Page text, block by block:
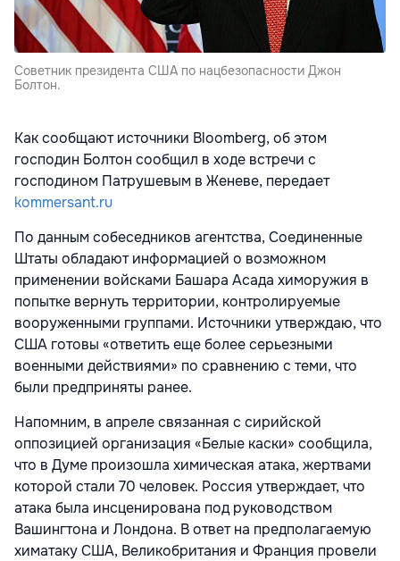
Советник президента США по нацбезопасности Джон
Болтон.
Как сообщают источники Bloomberg, об этом
господин Болтон сообщил в ходе встречи с
господином Патрушевым в Женеве, передает
kommersant.ru
По данным собеседников агентства, Соединенные
Штаты обладают информацией о возможном
применении войсками Башара Асада химоружия в
попытке вернуть территории, контролируемые
вооруженными группами. Источники утверждаю, что
США готовы «ответить еще более серьезными
военными действиями» по сравнению с теми, что
были предприняты ранее.
Напомним, в апреле связанная с сирийской
оппозицией организация «Белые каски» сообщила,
что в Думе произошла химическая атака, жертвами
которой стали 70 человек. Россия утверждает, что
атака была инсценирована под руководством
Вашингтона и Лондона. В ответ на предполагаемую
химатаку США, Великобритания и Франция провели